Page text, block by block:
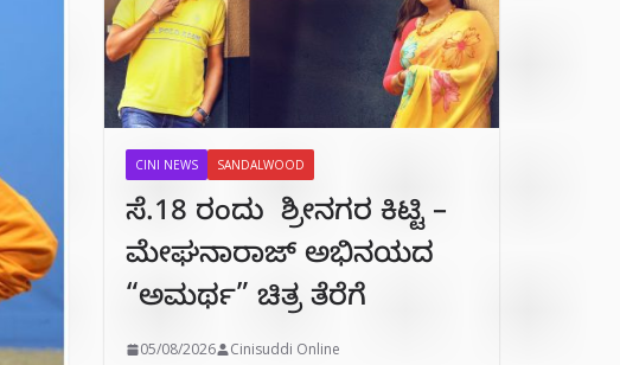
CINI NEWS SANDALWOOD
ಸೆ.18 ರಂದು ಶ್ರೀನಗರ ಕಿಟ್ಟಿ –
ಮೇಘನಾರಾಜ್ ಅಭಿನಯದ
“ಅಮರ್ಥ” ಚಿತ್ರ ತೆರೆಗೆ
05/08/2026 Cinisuddi Online